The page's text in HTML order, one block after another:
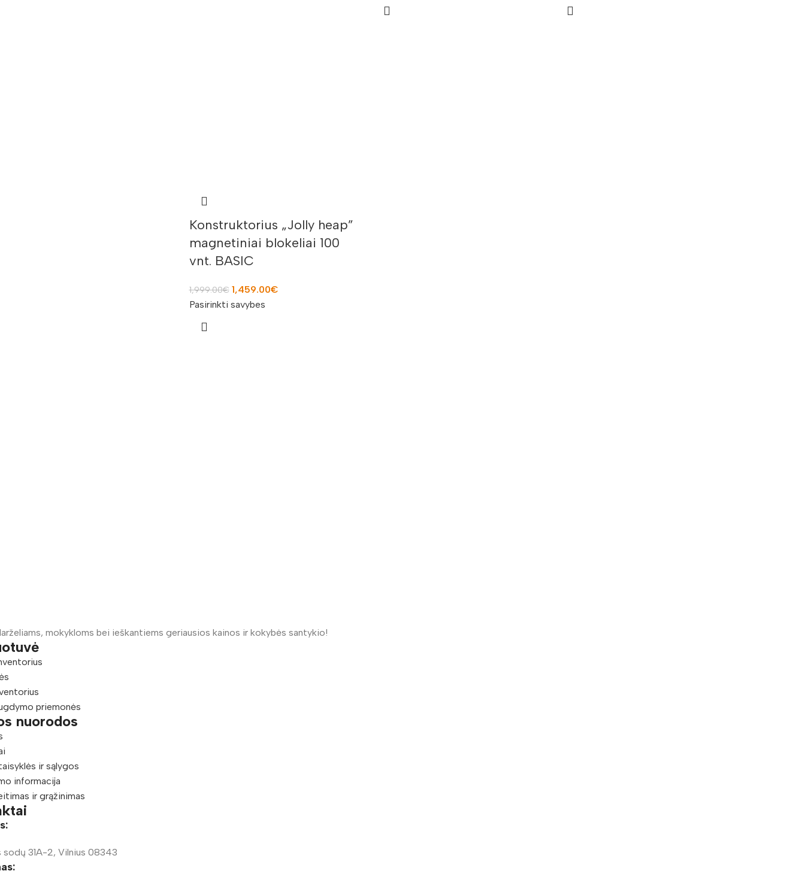
Konstruktorius „Jolly heap”
magnetiniai blokeliai 100
vnt. BASIC
1,999.00€ 1,459.00€
Pasirinkti savybes
mokykloms bei ieškantiems geriausios kainos ir kokybės santykio!
priemonės
nuorodos
ir sąlygos
informacija
ir grąžinimas
sodų 31A-2, Vilnius 08343